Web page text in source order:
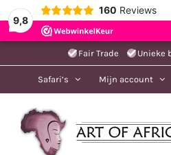
9,8
160 Reviews
naar
Fair Trade Unieke
Safari’s Mijn account